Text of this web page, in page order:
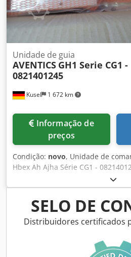
Kusel 1 672 km
Unidade de guia
AVENTICS GH1 Serie CG1 -
0821401245
preços
Condição: novo, Unidade de
Hbex Ah Ajha Série CG1 -
Parcialmente desembalado para
proveniente de reestruturação de
SELO DE
Distribuidores certificados